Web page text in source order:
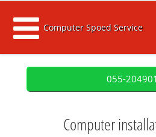
Computer Spoed Service
055-
Computer